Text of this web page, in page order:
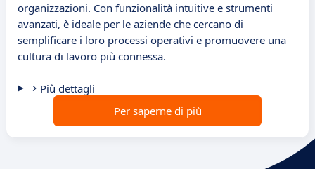
organizzazioni. Con funzionalità intuitive e strumenti
avanzati, è ideale per le aziende che cercano di
semplificare i loro processi operativi e promuovere una
cultura di lavoro più connessa.
Più dettagli
Per saperne di più